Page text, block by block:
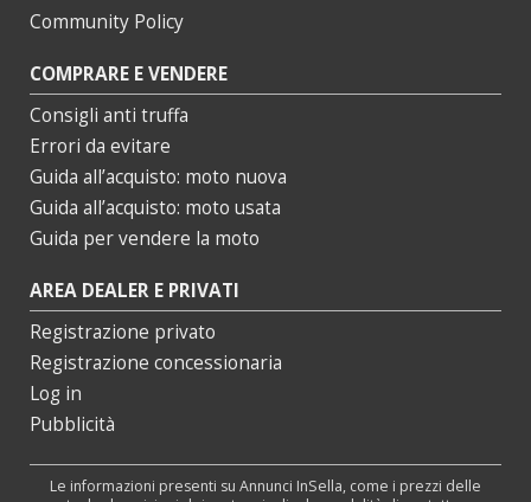
Community Policy
COMPRARE E VENDERE
Consigli anti truffa
Errori da evitare
Guida all’acquisto: moto nuova
Guida all’acquisto: moto usata
Guida per vendere la moto
AREA DEALER E PRIVATI
Registrazione privato
Registrazione concessionaria
Log in
Pubblicità
Le informazioni presenti su Annunci InSella, come i prezzi delle